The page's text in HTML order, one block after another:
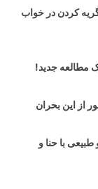
کردن در خواب
مطالعه جدید!
از این بحران
با حنا و